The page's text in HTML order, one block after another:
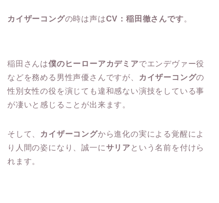
カイザーコングの時は声はCV：稲田徹さんです。
稲田さんは僕のヒーローアカデミアでエンデヴァー役
などを務める男性声優さんですが、
カイザーコングの
性別女性の役を演じても違和感ない演技をしている事
が凄いと感じることが出来ます。
そして、 カイザーコングから進化の実による覚醒によ
り人間の姿になり、誠一にサリア という名前を付けら
れます。